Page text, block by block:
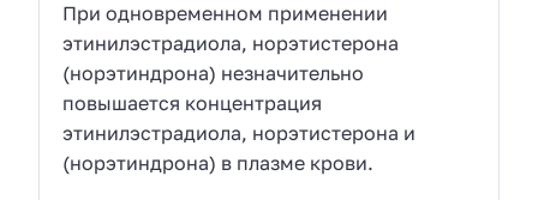
При одновременном применении
этинилэстрадиола, норэтистерона
(норэтиндрона) незначительно
повышается концентрация
этинилэстрадиола, норэтистерона и
(норэтиндрона) в плазме крови.